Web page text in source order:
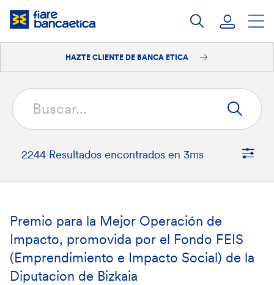
Saltar
Hazte cliente
HAZTE CLIENTE DE BANCA ETICA
2244 Resultados encontrados en 3ms
Premio para la Mejor Operación de
Impacto, promovida por el Fondo FEIS
(Emprendimiento e Impacto Social) de la
Diputacion de Bizkaia
Tipo de contenido
Publicaciones 994
Eventos GIT 383